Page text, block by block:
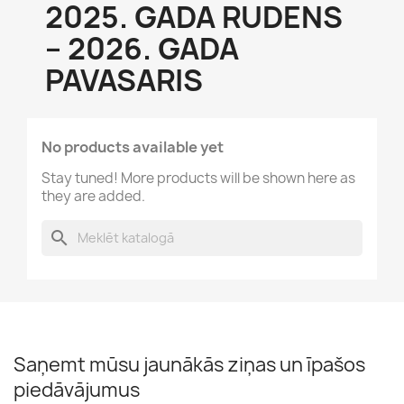
2025. GADA RUDENS
– 2026. GADA
PAVASARIS
No products available yet
Stay tuned! More products will be shown here as
they are added.
search
Saņemt mūsu jaunākās ziņas un īpašos
piedāvājumus